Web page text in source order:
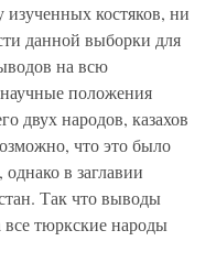
костяков, ни
данной выборки для
на всю
положения
двух народов, казахов
что это было
в заглавии
Так что выводы
все тюркские народы